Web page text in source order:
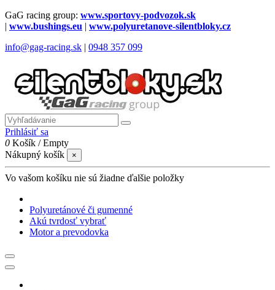
GaG racing group: www.sportovy-podvozok.sk
| www.bushings.eu | www.polyuretanove-silentbloky.cz
info@gag-racing.sk | 0948 357 099
Prihlásiť sa
0 Košík /Empty
Nákupný košík
×
Vo vašom košíku nie sú žiadne ďalšie položky
Polyuretánové či gumenné
Akú tvrdosť vybrať
Motor a prevodovka